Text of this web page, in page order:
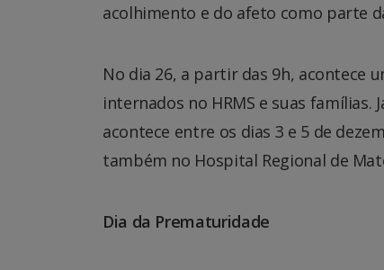
acolhimento e do afeto como parte
No dia 26, a partir das 9h, acontece
internados no HRMS e suas
acontece entre os dias 3 e 5 de
também no Hospital Regional de
Dia da Prematuridade